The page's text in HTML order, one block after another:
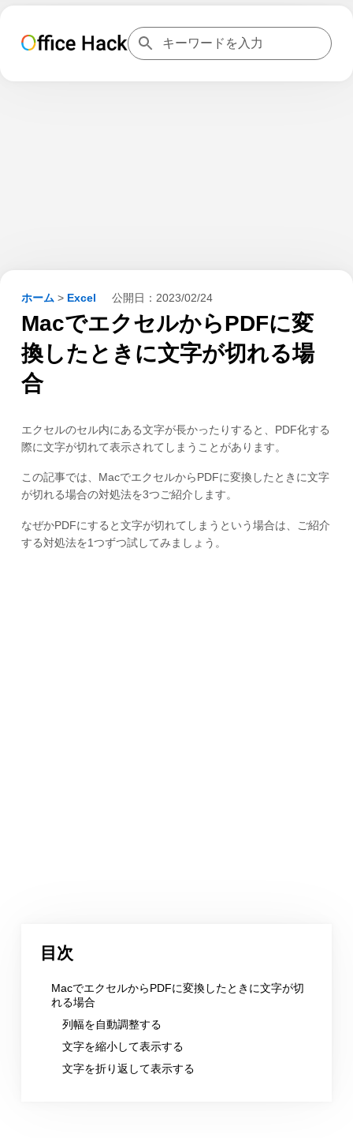
ホーム > Excel 公開日： 2023/02/24
MacでエクセルからPDFに変
換したときに文字が切れる場
合
エクセルのセル内にある文字が長かったりすると、PDF化する
際に文字が切れて表示されてしまうことがあります。
この記事では、MacでエクセルからPDFに変換したときに文字
が切れる場合の対処法を3つご紹介します。
なぜかPDFにすると文字が切れてしまうという場合は、ご紹介
する対処法を1つずつ試してみましょう。
目次
MacでエクセルからPDFに変換したときに文字が切
れる場合
列幅を自動調整する
文字を縮小して表示する
文字を折り返して表示する